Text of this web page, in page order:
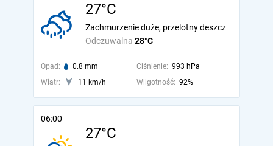
27°C
Odczuwalna 28°C
Zachmurzenie duże, przelotny deszcz
Opad: 0.8 mm Ciśnienie: 993 hPa
Wiatr:
11 km/h Wilgotność: 92%
06:00
27°C